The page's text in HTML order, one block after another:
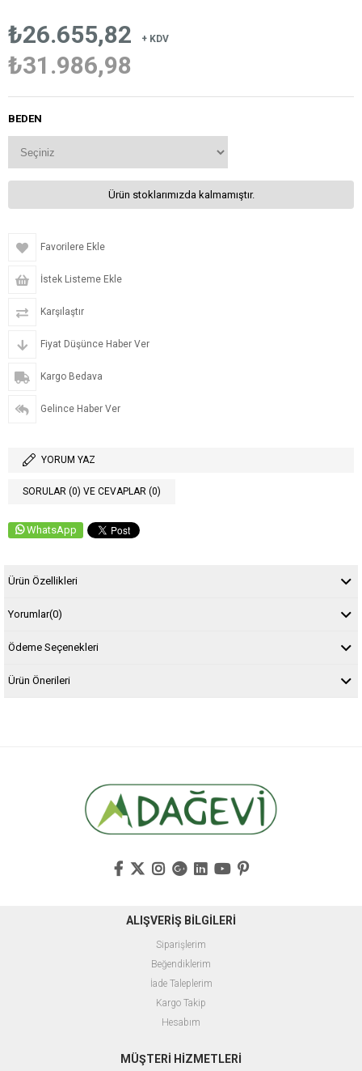
₺26.655,82 + KDV
₺31.986,98
BEDEN
Ürün stoklarımızda kalmamıştır.
Favorilere Ekle
İstek Listeme Ekle
Karşılaştır
Fiyat Düşünce Haber Ver
Kargo Bedava
Gelince Haber Ver
YORUM YAZ
SORULAR (0) VE CEVAPLAR (0)
WhatsApp
Ürün Özellikleri
Yorumlar(0)
Ödeme Seçenekleri
Ürün Önerileri
ALIŞVERİŞ BİLGİLERİ
Siparişlerim
Beğendiklerim
İade Taleplerim
Kargo Takip
Hesabım
MÜŞTERİ HİZMETLERİ